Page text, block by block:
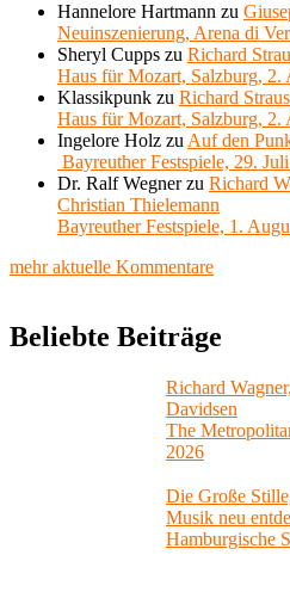
Hannelore Hartmann zu
Neuinszenierung, Arena di
Sheryl Cupps zu Richard
Haus für Mozart, Salzburg, 2.
Klassikpunk zu Richard
Haus für Mozart, Salzburg, 2.
Ingelore Holz zu Auf den
Bayreuther Festspiele, 29.
Dr. Ralf Wegnerzu Richard
Christian Thielemann
Bayreuther Festspiele, 1.
mehr aktuelle Kommentare
Beliebte Beiträge
Richard
Davidsen
The
2026
Die Große
Musik neu
Hamburgische